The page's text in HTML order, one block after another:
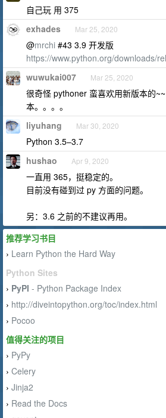
自己玩 用 375
exhades Mar 25, 2020
@mrchi #43 3.9 开发版
https://www.python.org/downloads/
wuwukai007 Mar 25, 2020
很奇怪 pythoner 蛮喜欢用新版本的
本。。。。
liyuhang Mar 30, 2020
Python 3.5–3.7
hushao Apr 9, 2020
一直用 365，挺稳定的。
目前没有碰到过 py 方面的问题。
另：3.6 之前的不建议再用。
推荐学习书目
› Learn Python the Hard Way
Python Sites
› PyPI - Python Package Index
› http://diveintopython.org/toc/index.html
› Pocoo
值得关注的项目
› PyPy
› Celery
› Jinja2
› Read the Docs